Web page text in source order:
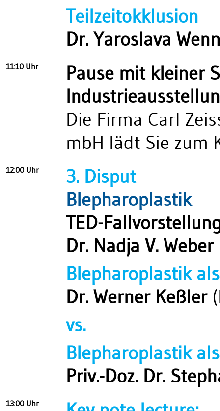
Teilzeitokklusion
Dr. Yaroslava
11:10 Uhr
Pause mit kleiner
Die Firma Carl
mbH lädt Sie zum
12:00 Uhr
3. Disput
Blepharoplastik
TED-
Dr. Nadja V. Weber
Blepharoplastik
Dr. Werner Keßler
vs.
Blepharoplastik
Priv.-Doz. Dr.
13:00 Uhr